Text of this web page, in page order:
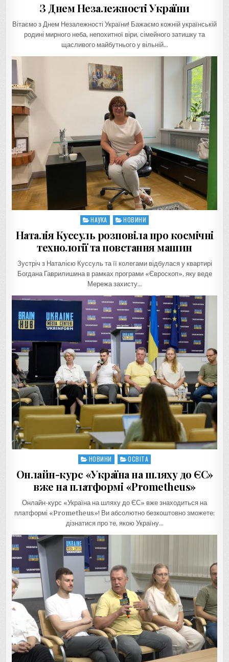
З Днем Незалежності України
Вітаємо з Днем Незалежності України! Бажаємо кожній українській
родині мирного неба, непохитної віри, сімейного затишку та
щасливого майбутнього у вільній…
Posted
НАУКА НОВИНИ
Наталія Куссуль розповіла про космічні
технології та повстання машин
Зустріч з Наталією Куссуль та її колегами відбулася у квартирі
Богдана Гаврилишина в рамках програми «Євроскоп», яку веде
Мережа захисту…
Posted
НОВИНИ ОСВІТА
Онлайн-курс «Україна на шляху до ЄС»
вже на платформі «Prometheus»
Онлайн-курс «Україна на шляху до ЄС» вже знаходиться на
платформі «Prometheus»! Ви абсолютно безкоштовно зможете:
дізнатися про те, якою Україну…